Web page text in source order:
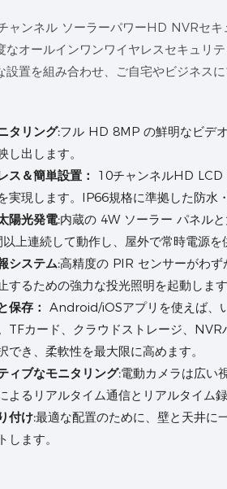
ャンネル ソーラーパワーHD NVRセ
なオールインワンワイヤレスセキュリ
設置を組み合わせ、ご自宅やビジネス
タリング:フル HD 8MP の鮮明なビデ
し出します。
ス＆簡単設置：
10チャンネルHD LCD
実現します。IP66規格に準拠した防水
陽光発電:内蔵の 4W ソーラー パネル
上連続して動作し、屋外で常時電源を
システム:高精度の PIR センサーがわず
するための強力な投光照明を起動します
保存： Android/iOSアプリを使えば、
TFカード、クラウドストレージ、
でき、柔軟性を最大限に高めます。
ィブなモニタリング:電動カメラは広い
よるリアルタイム通信とリアルタイム録
付け:最適な配置のために、壁と天井に
します。